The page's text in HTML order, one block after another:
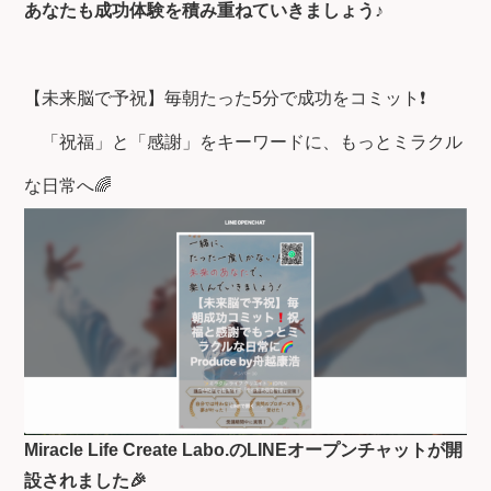
あなたも成功体験を積み重ねていきましょう♪
【未来脳で予祝】毎朝たった5分で成功をコミット❗
「祝福」と「感謝」をキーワードに、もっとミラクル
な日常へ🌈
Miracle Life Create Labo.のLINEオープンチャットが開
設されました🎉